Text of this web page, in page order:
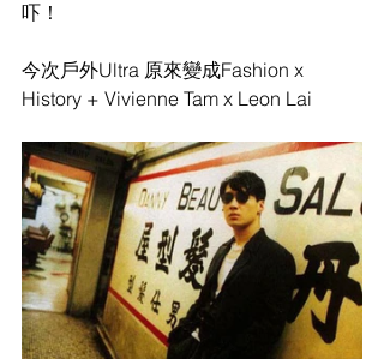
吓！
今次戶外Ultra 原來變成Fashion x
History + Vivienne Tam x Leon Lai